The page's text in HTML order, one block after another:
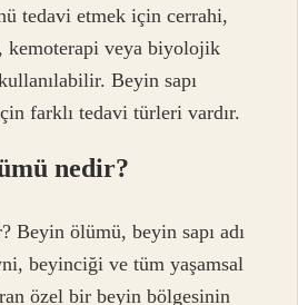
tedavi etmek için cerrahi,
kemoterapi veya biyolojik
Beyin sapı
farklı tedavi türleri vardır.
nedir?
Beyin ölümü, beyin sapı adı
beyinciği ve tüm yaşamsal
özel bir beyin bölgesinin